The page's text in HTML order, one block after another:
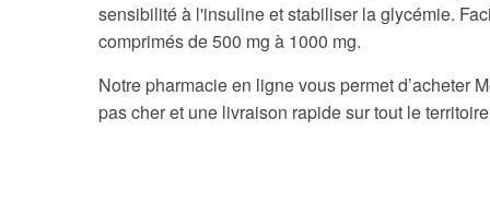
sensibilité à l'insuline et stabiliser la glycémie.
comprimés de 500 mg à 1000 mg.
Notre pharmacie en ligne vous permet d’acheter
pas cher et une livraison rapide sur tout le